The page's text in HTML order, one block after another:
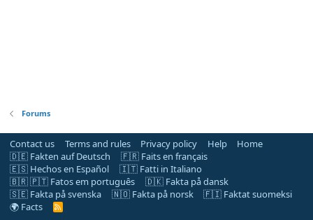
Forums
Contact us Terms and rules Privacy policy Help
Home
🇩🇪 Fakten auf Deutsch
🇫🇷 Faits en français
🇪🇸 Hechos en Español
🇮🇹 Fatti in Italiano
🇧🇷 🇵🇹 Fatos em português
🇩🇰 Fakta på dansk
🇸🇪 Fakta på svenska
🇳🇴 Fakta på norsk
🇫🇮 Faktat suomeksi
🌍 Facts
R